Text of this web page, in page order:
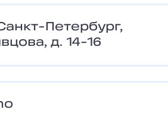
Петербург, пер.
Петербург,
д. 14-16